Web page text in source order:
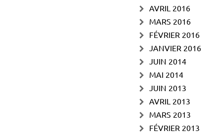
AVRIL 2016
MARS 2016
FÉVRIER 2016
JANVIER 2016
JUIN 2014
MAI 2014
JUIN 2013
AVRIL 2013
MARS 2013
FÉVRIER 2013